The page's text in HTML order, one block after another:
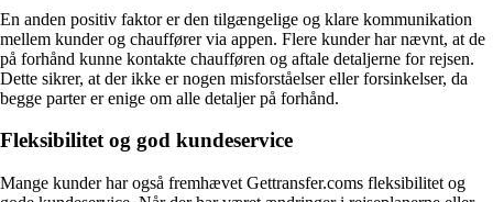
En anden positiv faktor er den tilgængelige og klare kommunikation
mellem kunder og chauffører via appen. Flere kunder har nævnt, at de
på forhånd kunne kontakte chaufføren og aftale detaljerne for rejsen.
Dette sikrer, at der ikke er nogen misforståelser eller forsinkelser, da
begge parter er enige om alle detaljer på forhånd.
Fleksibilitet og god kundeservice
Mange kunder har også fremhævet Gettransfer.coms fleksibilitet og